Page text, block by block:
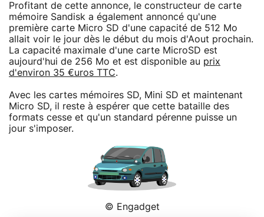
Profitant de cette annonce, le constructeur de carte
mémoire Sandisk a également annoncé qu'une
première carte Micro SD d'une capacité de 512 Mo
allait voir le jour dès le début du mois d'Aout prochain.
La capacité maximale d'une carte MicroSD est
aujourd'hui de 256 Mo et est disponible au prix
d'environ 35 €uros TTC.
Avec les cartes mémoires SD, Mini SD et maintenant
Micro SD, il reste à espérer que cette bataille des
formats cesse et qu'un standard pérenne puisse un
jour s'imposer.
© Engadget